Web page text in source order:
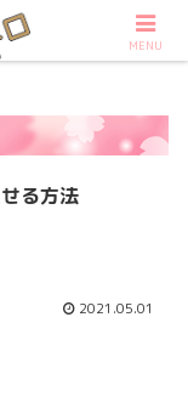
へ
る方法
2021.05.01
MENU